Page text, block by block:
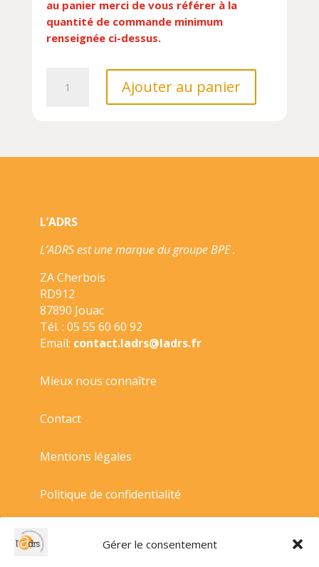
Gérer le consentement
au panier merci de vous référer à la
quantité de commande minimum
renseignée ci-dessus.
LECONS
RAVENSBRUCK///AMPELOS/
Ajouter au panier
L’ADRS
L’ADRS est une marque du groupe BPE .
ZA Cherbois
RD912
87890 Jouac
Tél. : 05 55 60 60 92
Email: contact.ladrs@ladrs.fr
Mieux nous connaître
Contact
Mentions légales
Politique de confidentialité
Politique de cookies